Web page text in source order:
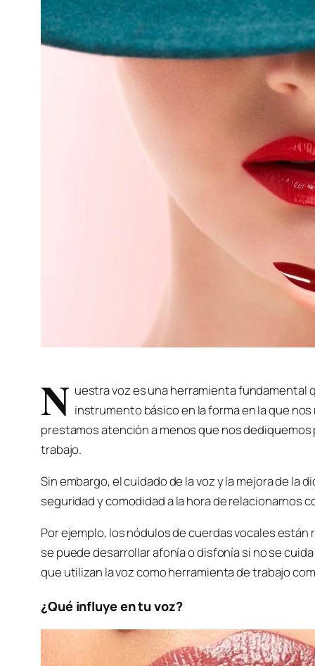
N uestra voz es una herramienta fundamental
instrumento básico en la forma en la que
prestamos atención a menos que nos
trabajo.
Sin embargo, el cuidado de la voz y la mejora de la
seguridad y comodidad a la hora de relacionarnos
Por ejemplo, los nódulos de cuerdas vocales
se puede desarrollar afonía o disfonía si no se
que utilizan la voz como herramienta de trabajo
¿Qué influye en tu voz?